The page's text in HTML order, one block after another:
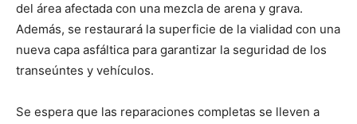
del área afectada con una mezcla de arena y grava.
Además, se restaurará la superficie de la vialidad con una
nueva capa asfáltica para garantizar la seguridad de los
transeúntes y vehículos.
Se espera que las reparaciones completas se lleven a